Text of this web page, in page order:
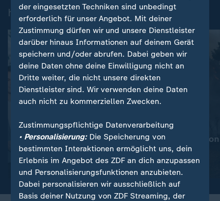
heute-Nachrichten: Einzelbeiträge
Wetter:
So wird das Wetter
Nachrichten | heute
Mehr
Waldbrände
Video
der eingesetzten Techniken sind unbedingt
erforderlich für unser Angebot. Mit deiner
Zustimmung dürfen wir und unsere Dienstleister
darüber hinaus Informationen auf deinem Gerät
speichern und/oder abrufen. Dabei geben wir
deine Daten ohne deine Einwilligung nicht an
Dritte weiter, die nicht unsere direkten
Dienstleister sind. Wir verwenden deine Daten
auch nicht zu kommerziellen Zwecken.
Zustimmungspflichtige Datenverarbeitung
• Personalisierung:Die Speicherung von
bestimmten Interaktionen ermöglicht uns, dein
Erlebnis im Angebot des ZDF an dich anzupassen
und Personalisierungsfunktionen anzubieten.
Dabei personalisieren wir ausschließlich auf
Basis deiner Nutzung von ZDF Streaming, der